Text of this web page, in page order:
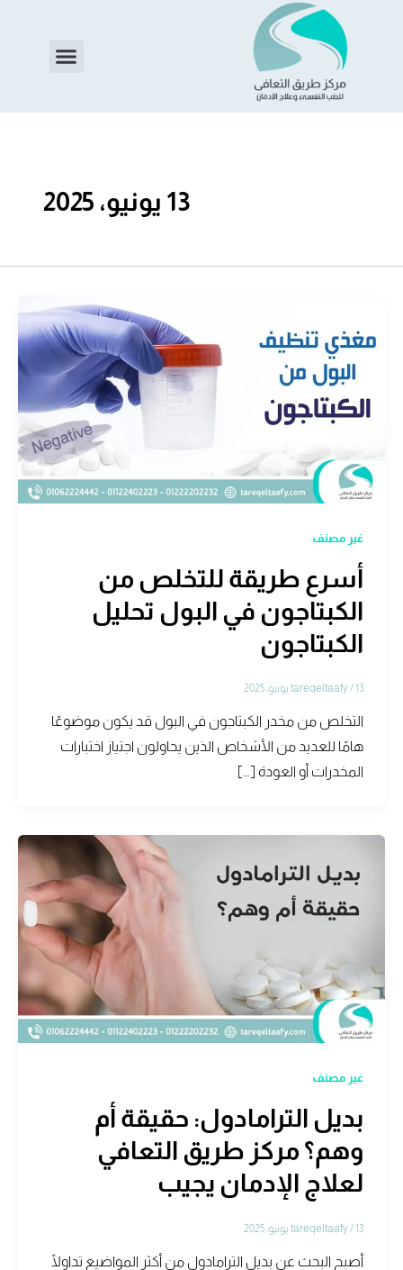
Menu
13 يونيو، 2025
غير مصنف
أسرع طريقة للتخلص من
الكبتاجون في البول تحليل
الكبتاجون
tareqeltaafy/13 يونيو، 2025
التخلص من مخدر الكبتاجون في البول قد يكون موضوعًا
هامًا للعديد من الأشخاص الذين يحاولون اجتياز اختبارات
المخدرات أو العودة […]
غير مصنف
بديل الترامادول: حقيقة أم
وهم؟ مركز طريق التعافي
لعلاج الإدمان يجيب
tareqeltaafy/13 يونيو، 2025
أصبح البحث عن بديل الترامادول من أكثر المواضيع تداولًا